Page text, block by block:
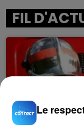
FIL
Le